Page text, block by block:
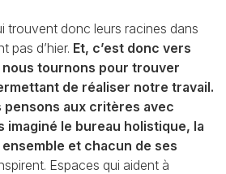
trouvent donc leurs racines dans
pas d’hier. Et, c’est donc vers
tournons pour trouver
de réaliser notre travail.
pensons aux critères avec
imaginé le bureau holistique, la
ensemble et chacun de ses
Espaces qui aident à